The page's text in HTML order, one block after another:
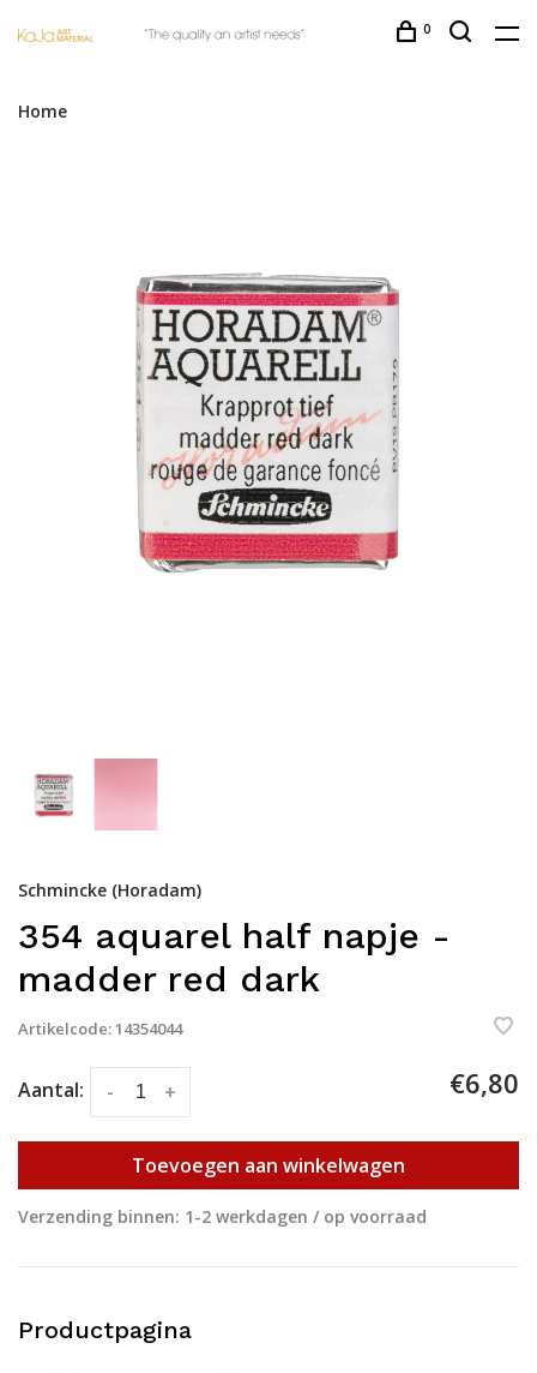
0
Home
Schmincke (Horadam)
354 aquarel half napje -
madder red dark
Artikelcode:14354044
Aantal: +
- €6,80
Toevoegen aan winkelwagen
Verzending binnen: 1-2 werkdagen / op voorraad
Productpagina